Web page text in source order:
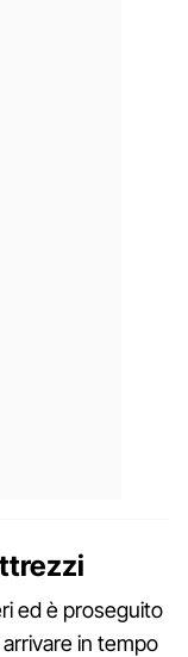
ed è proseguito
in tempo